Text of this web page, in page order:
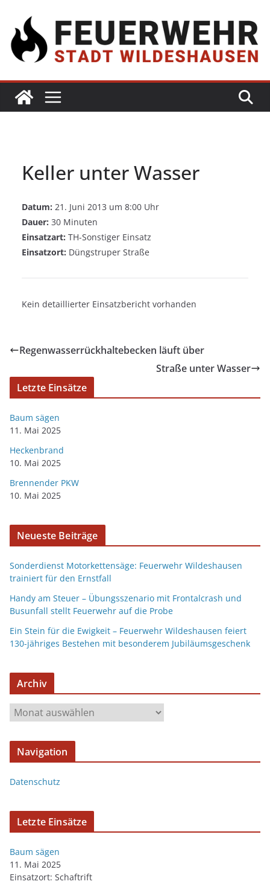
Keller unter Wasser
Datum: 21. Juni 2013 um 8:00 Uhr
Dauer: 30 Minuten
Einsatzart: TH-Sonstiger Einsatz
Einsatzort: Düngstruper Straße
Kein detaillierter Einsatzbericht vorhanden
Regenwasserrückhaltebecken läuft über
Straße unter Wasser
Letzte Einsätze
Baum sägen
11. Mai 2025
Heckenbrand
10. Mai 2025
Brennender PKW
10. Mai 2025
Neueste Beiträge
Sonderdienst Motorkettensäge: Feuerwehr Wildeshausen
trainiert für den Ernstfall
Handy am Steuer – Übungsszenario mit Frontalcrash und
Busunfall stellt Feuerwehr auf die Probe
Ein Stein für die Ewigkeit – Feuerwehr Wildeshausen feiert
130-jähriges Bestehen mit besonderem Jubiläumsgeschenk
Archiv
Navigation
Datenschutz
Letzte Einsätze
Baum sägen
11. Mai 2025
Einsatzort: Schaftrift